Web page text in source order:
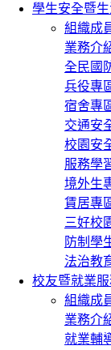
學生安全暨
組織成
業務介
全民國
兵役專
宿舍專
交通安
校園安
服務學
境外生
賃居專
三好校
防制學
法治教
校友暨就業服
組織成
業務介
就業輔